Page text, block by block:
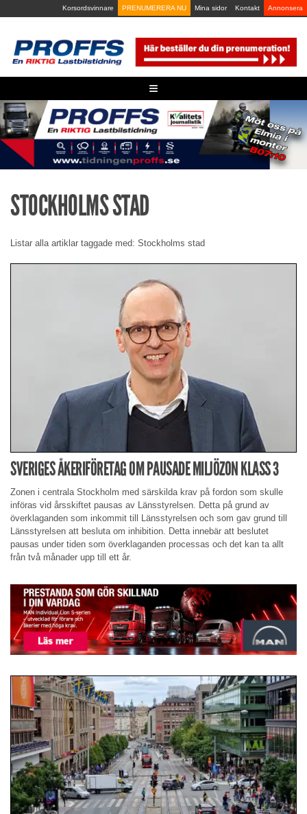
to
Korsordsvinnare PRENUMERERA NU Mina sidor Kontakt Annonsera
≡
STOCKHOLMS STAD
Listar alla artiklar taggade med: Stockholms stad
SVERIGES ÅKERIFÖRETAG OM PAUSADE MILJÖZON KLASS 3
Zonen i centrala Stockholm med särskilda krav på fordon som skulle
införas vid årsskiftet pausas av Länsstyrelsen. Detta på grund av
överklaganden som inkommit till Länsstyrelsen och som gav grund till
Länsstyrelsen att besluta om inhibition. Detta innebär att beslutet
pausas under tiden som överklaganden processas och det kan ta allt
från två månader upp till ett år.